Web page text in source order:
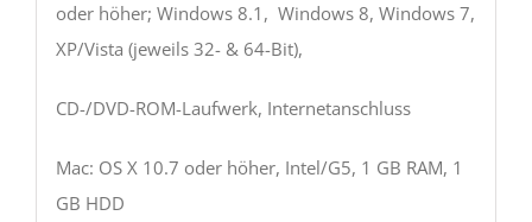
oder höher; Windows 8.1, Windows 8, Windows 7,
XP/Vista (jeweils 32- & 64-Bit),
CD-/DVD-ROM-Laufwerk, Internetanschluss
Mac: OS X 10.7 oder höher, Intel/G5, 1 GB RAM, 1
GB HDD